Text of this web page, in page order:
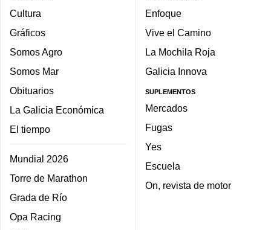
Cultura
Gráficos
Somos Agro
Somos Mar
Obituarios
La Galicia Económica
El tiempo
Mundial 2026
Torre de Marathon
Grada de Río
Opa Racing
Enfoque
Vive el Camino
La Mochila Roja
Galicia Innova
SUPLEMENTOS
Mercados
Fugas
Yes
Escuela
On, revista de motor